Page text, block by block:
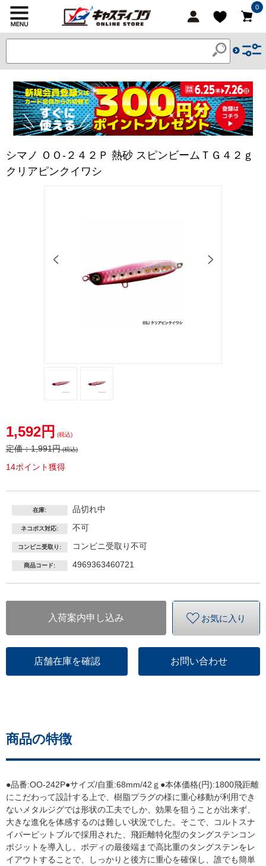
0
シマノ ＯＯ-２４２Ｐ 熱砂 スピンビームＴＧ４２ｇ
クリアピンクイワシ
1,592円 (税込)
定価：1,991円(税込)
14ポイント獲得
在庫: 品切れ中
ネコポス対応: 不可
コンビニ受取り: コンビニ受取り不可
商品コード: 4969363460721
入荷案内申し込み お気に入り
店舗在庫を確認 お問い合わせ
商品の特徴
●品番:OO-242P●サイズ/自重:68mm/42ｇ●本体価格(円):1800飛距離
にこだわって設計する上で、樹脂プラグの様に重心移動が利用でき
ないメタルジグでは形状の工夫でしか、効果を狙うことが出来ず、
大きな進化を体感するのは難しい状況でした。そこで、コルトスナ
イパーピットブルで採用された、飛距離特化型のタングステンコン
ポジットを導入し、ボディの最後端まで高比重のタングステンをレ
イアウトすることで、しっかりと後方に重心を確保し、誰でも簡単